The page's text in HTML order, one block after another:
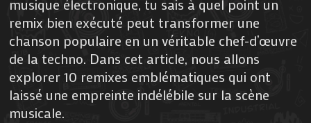
musique électronique, tu sais à quel point un
remix bien exécuté peut transformer une
chanson populaire en un véritable chef-d’œuvre
de la techno. Dans cet article, nous allons
explorer 10 remixes emblématiques qui ont
laissé une empreinte indélébile sur la scène
musicale.